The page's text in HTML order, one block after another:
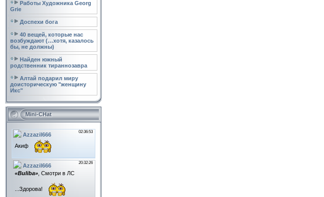
Работы Художника Georg
Grie
Доспехи бога
40 вещей, которые нас
возбуждают (…хотя, казалось
бы, не должны)
Найден южный
родственник тираннозавра
Алтай подарил миру
доисторическую "женщину
Икс"
Mini-CHat